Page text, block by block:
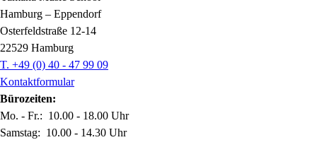
Hamburg – Eppendorf
Osterfeldstraße 12-14
22529 Hamburg
T. +49 (0) 40 - 47 99 09
Kontaktformular
Bürozeiten:
Mo. - Fr.: 10.00 - 18.00 Uhr
Samstag: 10.00 - 14.30 Uhr